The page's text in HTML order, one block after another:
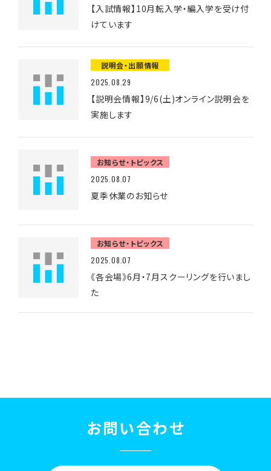
【入試情報】10月転入学・編入学を受け付
けています
説明会・出願情報
2025.08.29
【説明会情報】9/6(土)オンライン説明会を
実施します
お知らせ・トピックス
2025.08.07
夏季休業のお知らせ
お知らせ・トピックス
2025.08.07
《各会場》6月・7月スクーリングを行いまし
た
お問い合わせ